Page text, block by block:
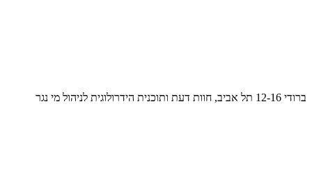
ברודי 12-16 תל אביב, חוות דעת ותוכנית הידרולוגית לניהול מי נגר